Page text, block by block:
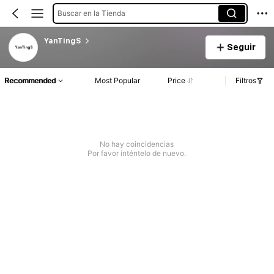
Buscar en la Tienda
YanTingS
Seguir
Recommended Most Popular Price Filtros
No hay coincidencias
Por favor inténtelo de nuevo.